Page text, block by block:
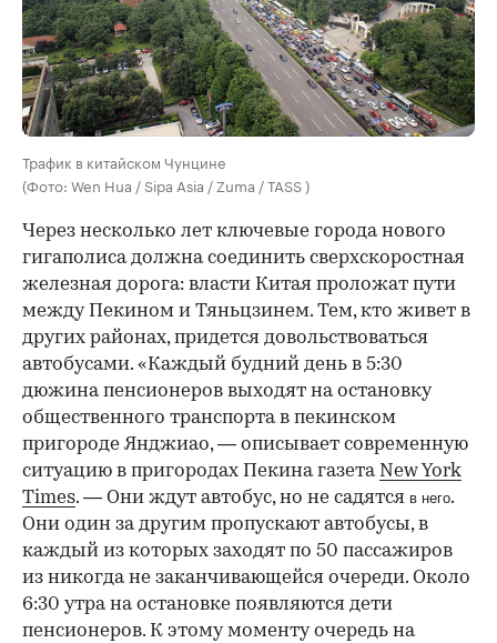
Трафик в китайском Чунцине
(Фото: Wen Hua / Sipa Asia / Zuma / TASS )
Через несколько лет ключевые города нового
гигаполиса должна соединить сверхскоростная
железная дорога: власти Китая проложат пути
между Пекином и Тяньцзинем. Тем, кто живет в
других районах, придется довольствоваться
автобусами. «Каждый будний день в 5:30
дюжина пенсионеров выходят на остановку
общественного транспорта в пекинском
пригороде Янджиао, — описывает современную
ситуацию в пригородах Пекина газета New York
Times. — Они ждут автобус, но не садятся в него.
Они один за другим пропускают автобусы, в
каждый из которых заходят по 50 пассажиров
из никогда не заканчивающейся очереди. Около
6:30 утра на остановке появляются дети
пенсионеров. К этому моменту очередь на